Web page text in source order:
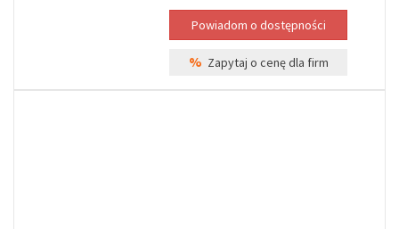
% Zapytaj o cenę dla firm